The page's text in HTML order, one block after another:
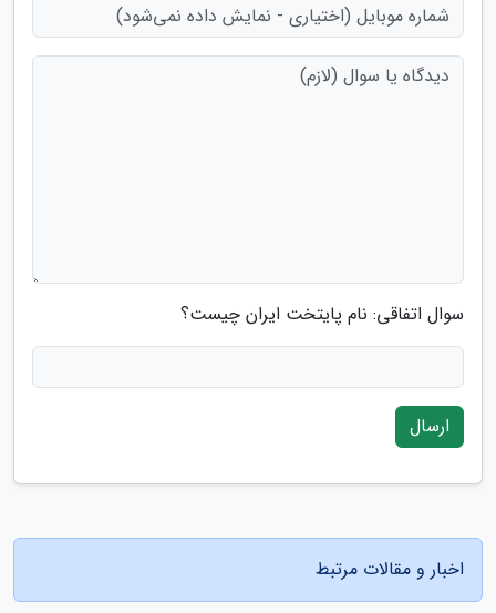
سوال اتفاقی: نام پایتخت ایران چیست؟
ارسال
اخبار و مقالات مرتبط